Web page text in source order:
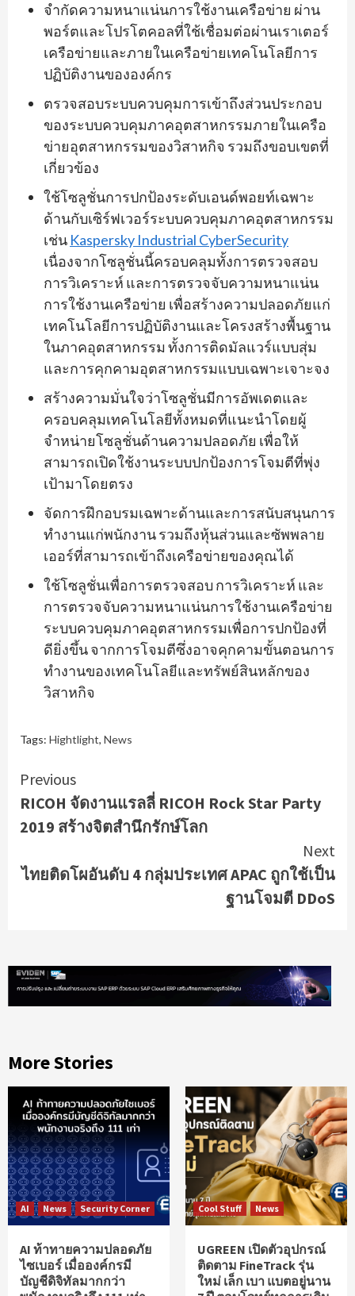
จำกัดความหนาแน่นการใช้งานเครือข่าย ผ่าน
พอร์ตและโปรโตคอลที่ใช้เชื่อมต่อผ่านเราเตอร์
เครือข่ายและภายในเครือข่ายเทคโนโลยีการ
ปฏิบัติงานขององค์กร
ตรวจสอบระบบควบคุมการเข้าถึงส่วนประกอบ
ของระบบควบคุมภาคอุตสาหกรรมภายในเครือ
ข่ายอุตสาหกรรมของวิสาหกิจ รวมถึงขอบเขตที่
เกี่ยวข้อง
ใช้โซลูชั่นการปกป้องระดับเอนด์พอยท์เฉพาะ
ด้านกับเซิร์ฟเวอร์ระบบควบคุมภาคอุตสาหกรรม
เช่น Kaspersky Industrial CyberSecurity
เนื่องจากโซลูชั่นนี้ครอบคลุมทั้งการตรวจสอบ
การวิเคราะห์ และการตรวจจับความหนาแน่น
การใช้งานเครือข่าย เพื่อสร้างความปลอดภัยแก่
เทคโนโลยีการปฏิบัติงานและโครงสร้างพื้นฐาน
ในภาคอุตสาหกรรม ทั้งการติดมัลแวร์แบบสุ่ม
และการคุกคามอุตสาหกรรมแบบเฉพาะเจาะจง
สร้างความมั่นใจว่าโซลูชั่นมีการอัพเดตและ
ครอบคลุมเทคโนโลยีทั้งหมดที่แนะนำโดยผู้
จำหน่ายโซลูชั่นด้านความปลอดภัย เพื่อให้
สามารถเปิดใช้งานระบบปกป้องการโจมตีที่พุ่ง
เป้ามาโดยตรง
จัดการฝึกอบรมเฉพาะด้านและการสนับสนุนการ
ทำงานแก่พนักงาน รวมถึงหุ้นส่วนและซัพพลาย
เออร์ที่สามารถเข้าถึงเครือข่ายของคุณได้
ใช้โซลูชั่นเพื่อการตรวจสอบ การวิเคราะห์ และ
การตรวจจับความหนาแน่นการใช้งานเครือข่าย
ระบบควบคุมภาคอุตสาหกรรมเพื่อการปกป้องที่
ดียิ่งขึ้น จากการโจมตีซึ่งอาจคุกคามขั้นตอนการ
ทำงานของเทคโนโลยีและทรัพย์สินหลักของ
วิสาหกิจ
Tags: Hightlight, News
Continue
Reading
Previous
RICOH จัดงานแรลลี่ RICOH Rock Star Party
2019 สร้างจิตสำนึกรักษ์โลก
Next
ไทยติดโผอันดับ 4 กลุ่มประเทศ APAC ถูกใช้เป็น
ฐานโจมตี DDoS
More Stories
AI News Security Corner
AI ท้าทายความปลอดภัย
ไซเบอร์ เมื่อองค์กรมี
บัญชีดิจิทัลมากกว่า
Cool Stuff News
UGREEN เปิดตัวอุปกรณ์
ติดตาม FineTrack รุ่น
ใหม่ เล็ก เบา แบตอยู่นาน